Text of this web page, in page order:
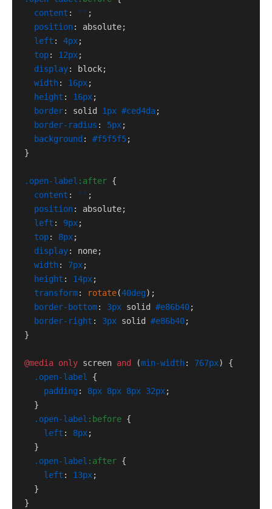
content : "" ;
position: absolute;
left : 4px;
top: 12px;
display: block;
width: 16px;
height : 16px;
border: solid 1px #ced4da;
border-radius : 5px;
background : #f5f5f5;
}
.open-label :after {
content : "" ;
position: absolute;
left : 9px;
top: 8px;
display: none;
width: 7px;
height : 14px;
transform: rotate(40deg);
border-bottom: 3px solid #e86b40;
border-right : 3px solid #e86b40;
}
@media only screen and (min-width: 767px) {
.open-label
{
padding : 8px 8px 8px 32px;
.open-label :before {
left : 8px;
.open-label :after {
left : 13px;
}